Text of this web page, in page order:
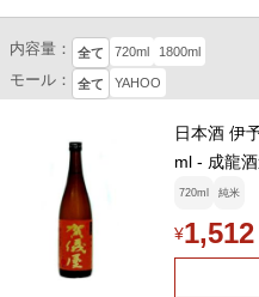
内容量： 全て 720ml 1800ml
モール： 全て YAHOO
日本酒 伊
ml - 成龍
720ml 純米
¥1,512